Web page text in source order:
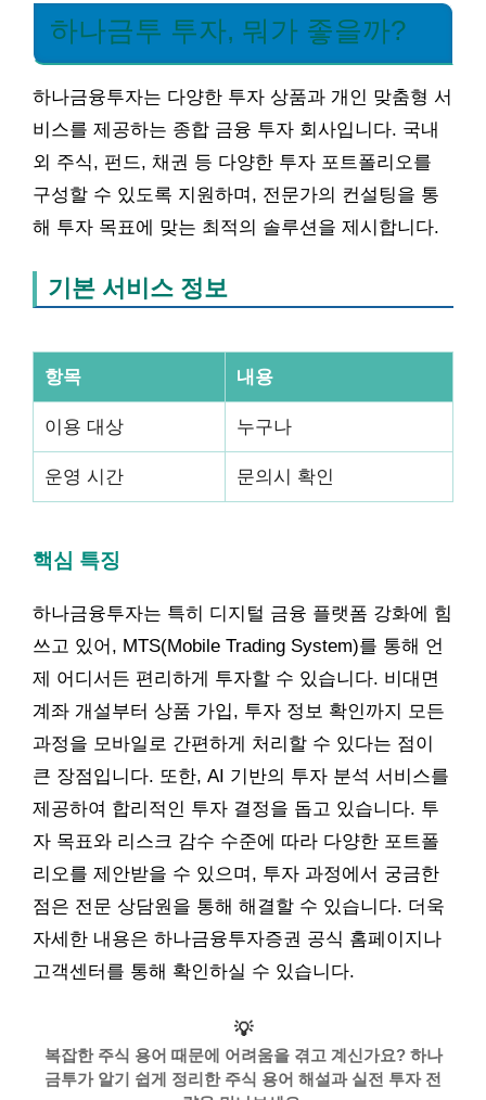
하나금투 투자, 뭐가 좋을까?
하나금융투자는 다양한 투자 상품과 개인 맞춤형 서
비스를 제공하는 종합 금융 투자 회사입니다. 국내
외 주식, 펀드, 채권 등 다양한 투자 포트폴리오를
구성할 수 있도록 지원하며, 전문가의 컨설팅을 통
해 투자 목표에 맞는 최적의 솔루션을 제시합니다.
기본 서비스 정보
항목 내용
이용 대상 누구나
운영 시간 문의시 확인
핵심 특징
하나금융투자는 특히 디지털 금융 플랫폼 강화에 힘
쓰고 있어, MTS(Mobile Trading System)를 통해 언
제 어디서든 편리하게 투자할 수 있습니다. 비대면
계좌 개설부터 상품 가입, 투자 정보 확인까지 모든
과정을 모바일로 간편하게 처리할 수 있다는 점이
큰 장점입니다. 또한, AI 기반의 투자 분석 서비스를
제공하여 합리적인 투자 결정을 돕고 있습니다. 투
자 목표와 리스크 감수 수준에 따라 다양한 포트폴
리오를 제안받을 수 있으며, 투자 과정에서 궁금한
점은 전문 상담원을 통해 해결할 수 있습니다. 더욱
자세한 내용은 하나금융투자증권 공식 홈페이지나
고객센터를 통해 확인하실 수 있습니다.
💡
복잡한 주식 용어 때문에 어려움을 겪고 계신가요? 하나
금투가 알기 쉽게 정리한 주식 용어 해설과 실전 투자 전